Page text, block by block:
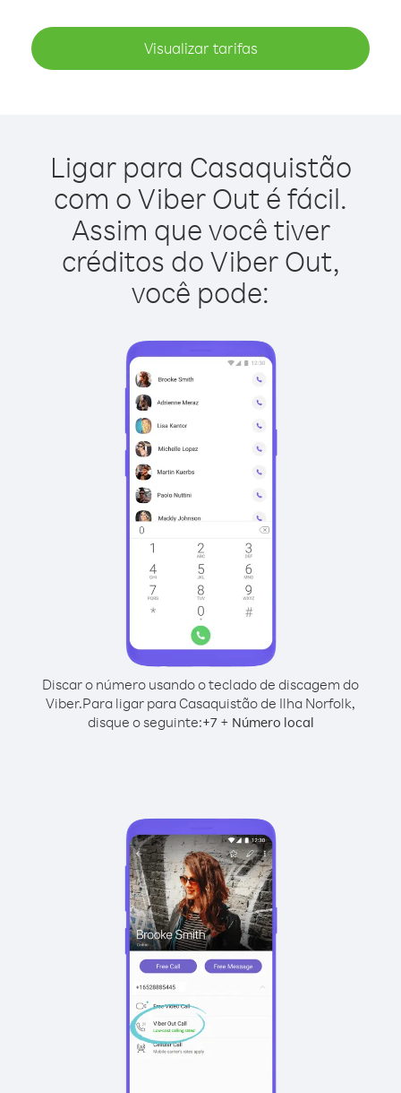
Visualizar tarifas
Ligar para Casaquistão
com o Viber Out é fácil.
Assim que você tiver
créditos do Viber Out,
você pode:
Discar o número usando o teclado de discagem do
Viber.Para ligar para Casaquistão de Ilha Norfolk,
disque o seguinte:+7+ Número local